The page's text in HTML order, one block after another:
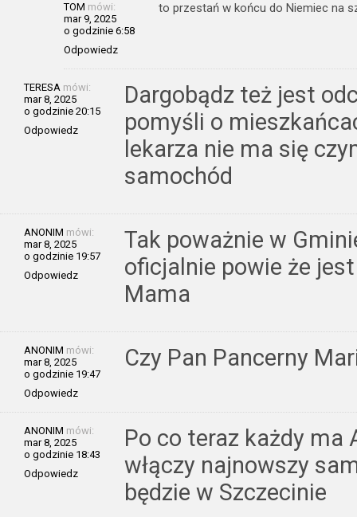
TOM mówi:
mar 9, 2025
o godzinie 6:58
Odpowiedz
to przestań w końcu do Niemiec na
TERESA mówi:
mar 8, 2025
o godzinie 20:15
Odpowiedz
Dargobądz też jest
pomyśli o
lekarza nie ma się
samochód
ANONIM mówi:
mar 8, 2025
o godzinie 19:57
Odpowiedz
Tak poważnie w
oficjalnie powie że
Mama
ANONIM mówi:
mar 8, 2025
o godzinie 19:47
Odpowiedz
Czy Pan Pancerny
ANONIM mówi:
mar 8, 2025
o godzinie 18:43
Odpowiedz
Po co teraz każdy ma
włączy najnowszy
będzie w Szczecinie